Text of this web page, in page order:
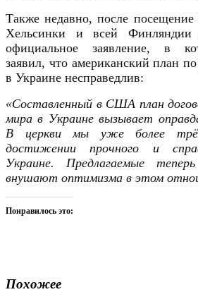
Также недавно, после посещение
Хельсинки и всей Финляндии
официальное заявление, в
заявил, что американский план
в Украине несправедлив:
«Составленный в США план
мира в Украине вызывает
В церкви мы уже более
достижении прочного и
Украине. Предлагаемые
внушают оптимизма в этом
Понравилось это:
Похожее